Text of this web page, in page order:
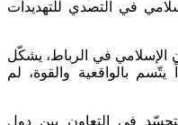
في التصدي للتهديدات
الإسلامي في الرباط، يشكّل
يتّسم بالواقعية والقوة، لم
في التعاون بين دول